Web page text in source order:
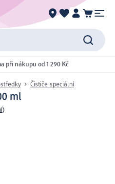
při nákupu od 1 290 Kč
Čističe speciální
ml
)